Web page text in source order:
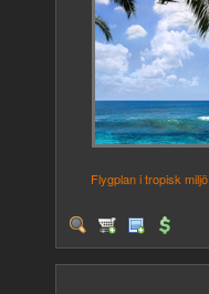
Flygplan i tropisk miljö